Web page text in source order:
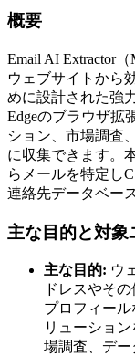
概要
Email AI Extractor
ウェブサイトから
めに設計された強
Edgeのブラウザ拡
ション、市場調査
に収集できます。
らメールを特定し
連絡先データベー
主な目的と対象
主な目的: ウ
ドレスやそ
プロフィー
リューショ
場調査、デー